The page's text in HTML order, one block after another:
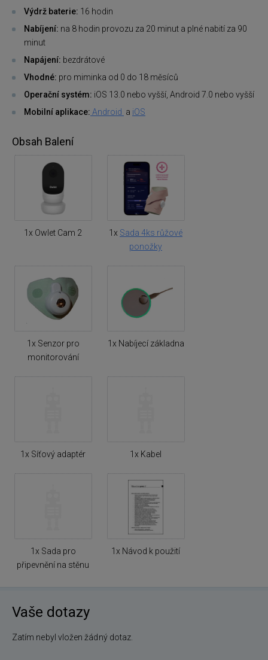
Výdrž baterie: 16 hodin
Nabíjení: na 8 hodin provozu za 20 minut a plné nabití za 90
minut
Napájení: bezdrátové
Vhodné: pro miminka od 0 do 18 měsíců
Operační systém: iOS 13.0 nebo vyšší, Android 7.0 nebo vyšší
Mobilní aplikace: Android a iOS
Obsah Balení
1x Owlet Cam 2 1x Sada 4ks růžové
ponožky
1x Senzor pro
monitorování
1x Nabíjecí základna
1x Síťový adaptér 1x Kabel
1x Sada pro
připevnění na stěnu
1x Návod k použití
Vaše dotazy
Zatím nebyl vložen žádný dotaz.